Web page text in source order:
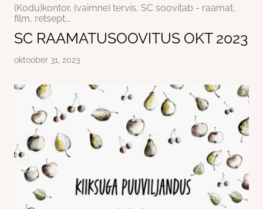
(Kodu)kontor, (vaimne) tervis, SC soovitab - raamat,
film, retsept...
SC RAAMATUSOOVITUS OKT 2023
oktoober 31, 2023